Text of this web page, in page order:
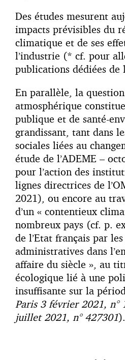
Des études mesurent
impacts prévisibles du
climatique et de ses
l’industrie (* cf. pour
publications dédiées de
En parallèle, la
atmosphérique
publique et de santé-
grandissant, tant dans
sociales liées au
étude de l’ADEME –
pour l’action des
lignes directrices de
2021), ou encore au
d’un « contentieux
nombreux pays (cf. p.
de l’Etat français par
administratives dans
affaire du siècle », au
écologique lié à une
insuffisante sur la
Paris 3 février 2021, n°
juillet 2021, n° 427301).